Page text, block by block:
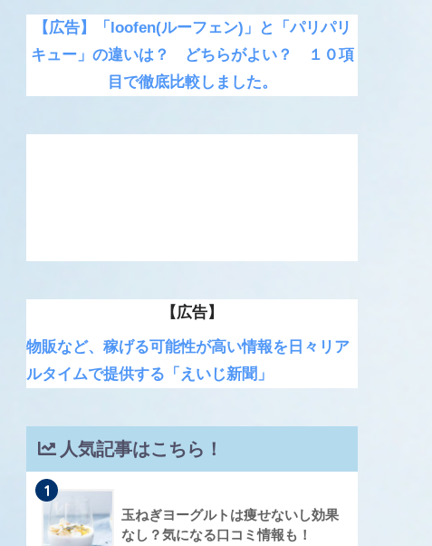
【広告】「loofen(ルーフェン)」と「パリパリ
キュー」の違いは？ どちらがよい？ １０項
目で徹底比較しました。
【広告】
物販など、稼げる可能性が高い情報を日々リア
ルタイムで提供する「えいじ新聞」
人気記事はこちら！
1
玉ねぎヨーグルトは痩せないし効果
なし？気になる口コミ情報も！